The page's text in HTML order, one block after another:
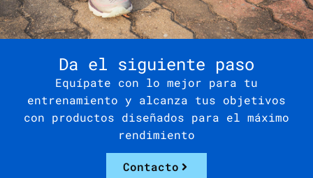
Da el siguiente paso
Equípate con lo mejor para tu
entrenamiento y alcanza tus objetivos
con productos diseñados para el máximo
rendimiento
Contacto